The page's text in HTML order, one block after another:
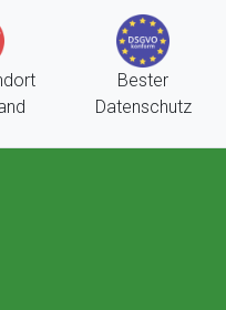
Bester
Datenschutz